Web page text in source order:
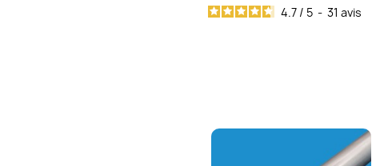
4.7 / 5 - 31 avis